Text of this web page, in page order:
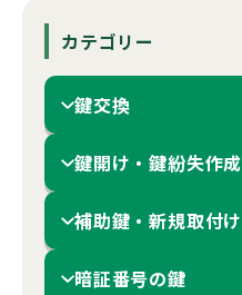
カテゴリー
鍵交換
鍵開け・鍵紛失作成
補助鍵・新規取付け
暗証番号の鍵